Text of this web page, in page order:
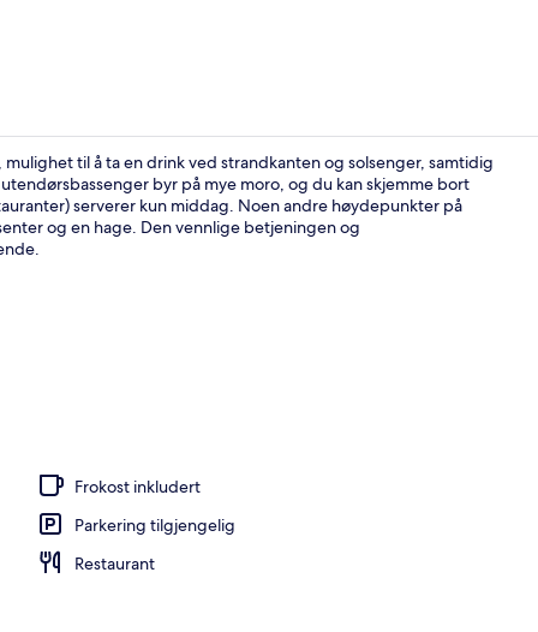
mulighet til å ta en drink ved strandkanten og solsenger, samtidig
byr på mye moro, og du kan skjemme bort
serverer kun middag. Noen andre høydepunkter på
og en hage. Den vennlige betjeningen og
Frokost inkludert
Parkering tilgjengelig
Restaurant